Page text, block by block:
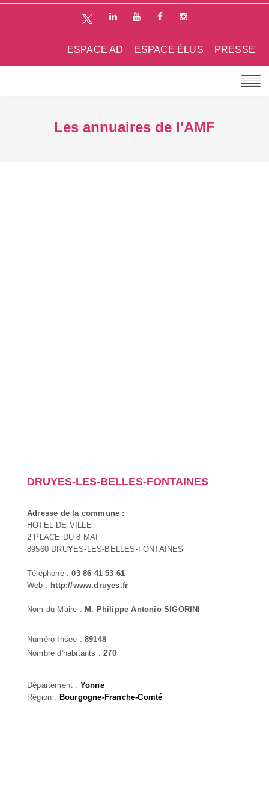
PRESSE
ESPACE ÉLUS
ESPACE AD
Les annuaires de l'AMF
DRUYES-LES-BELLES-FONTAINES
Adresse de la commune :
HOTEL DE VILLE
2 PLACE DU 8 MAI
89560 DRUYES-LES-BELLES-FONTAINES
Téléphone :03 86 41 53 61
Web : http://www.druyes.fr
Nom du Maire : M. Philippe Antonio SIGORINI
Numéro Insee : 89148
Nombre d'habitants :270
Département : Yonne
Région : Bourgogne-Franche-Comté